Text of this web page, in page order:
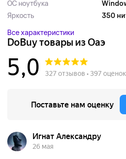
ОС ноутбука
Яркость
350
Все характеристики